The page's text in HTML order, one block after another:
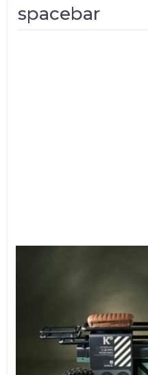
spacebar